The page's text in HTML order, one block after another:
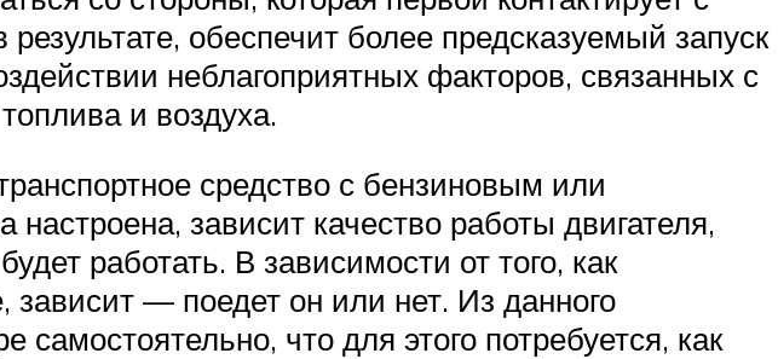
обеспечит более предсказуемый запуск
неблагоприятных факторов, связанных с
и воздуха.
средство с бензиновым или
зависит качество работы двигателя,
работать. В зависимости от того, как
зависит — поедет он или нет. Из данного
самостоятельно, что для этого потребуется, как